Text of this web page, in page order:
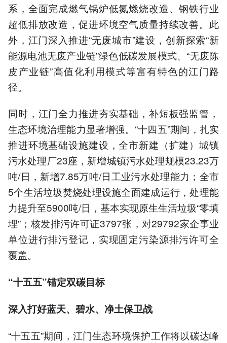
系，全面完成燃气锅炉低氮燃烧改造、钢铁行业
超低排放改造，促进环境空气质量持续改善。此
外，江门深入推进“无废城市”建设，创新探索“新
能源电池无废产业链”绿色低碳发展模式、“无废陈
皮产业链”高值化利用模式等富有特色的江门路
径。
同时，江门全力推进夯实基础，补短板强监管，
生态环境治理能力显著增强。“十四五”期间，扎实
推进环境基础设施建设，全市新建（扩建）城镇
污水处理厂23座，新增城镇污水处理规模23.23万
吨/日，新增7.85万吨/日工业污水处理能力；全市
5个生活垃圾焚烧处理设施全面建成运行，处理能
力提升至5900吨/日，基本实现原生生活垃圾“零填
埋”；核发排污许可证3797张，对29792家企事业
单位进行排污登记，实现固定污染源排污许可全
覆盖。
“十五五”锚定双碳目标
深入打好蓝天、碧水、净土保卫战
“十五五”期间，江门生态环境保护工作将以碳达峰